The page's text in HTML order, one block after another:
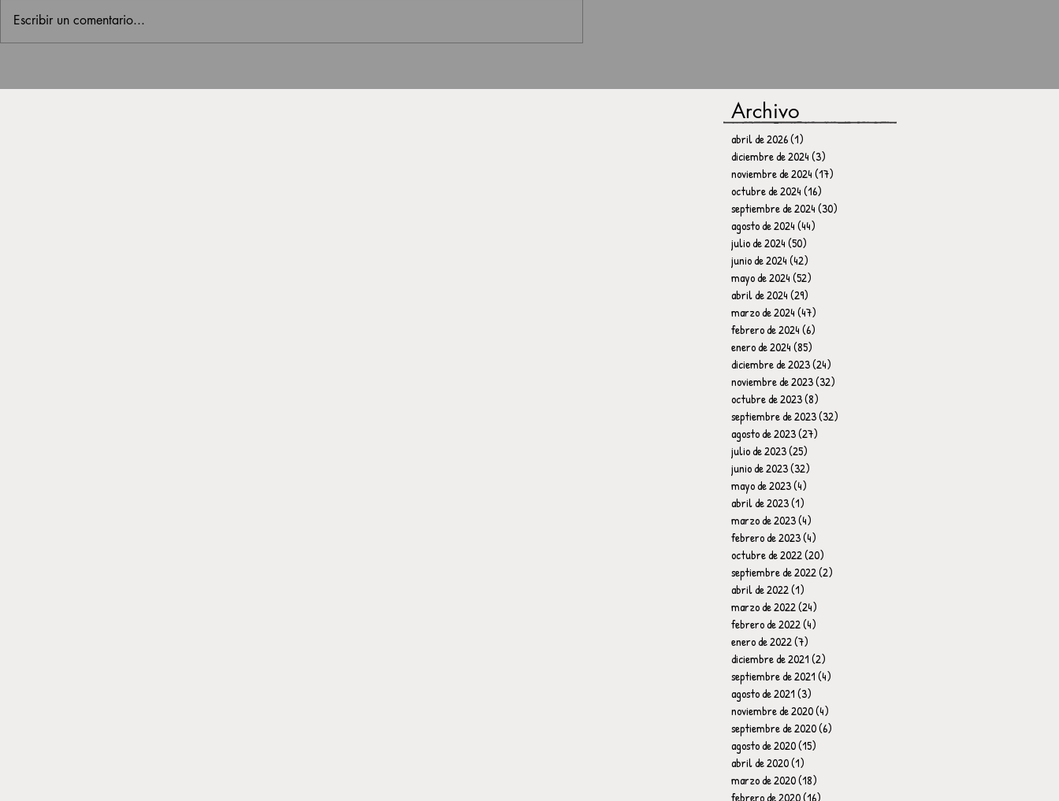
Escribir un comentario...
Archivo
abril de 2026(1)
diciembre de 2024(3)
noviembre de 2024(17)
octubre de 2024(16)
septiembre de 2024(30)
agosto de 2024(44)
julio de 2024(50)
junio de 2024(42)
mayo de 2024(52)
abril de 2024(29)
marzo de 2024(47)
febrero de 2024(6)
enero de 2024(85)
diciembre de 2023(24)
noviembre de 2023(32)
octubre de 2023(8)
septiembre de 2023(32)
agosto de 2023(27)
julio de 2023(25)
junio de 2023(32)
mayo de 2023(4)
abril de 2023(1)
marzo de 2023(4)
febrero de 2023(4)
octubre de 2022(20)
septiembre de 2022(2)
abril de 2022(1)
marzo de 2022(24)
febrero de 2022(4)
enero de 2022(7)
diciembre de 2021(2)
septiembre de 2021(4)
agosto de 2021(3)
noviembre de 2020(4)
septiembre de 2020(6)
agosto de 2020(15)
abril de 2020(1)
marzo de 2020(18)
febrero de 2020(16)